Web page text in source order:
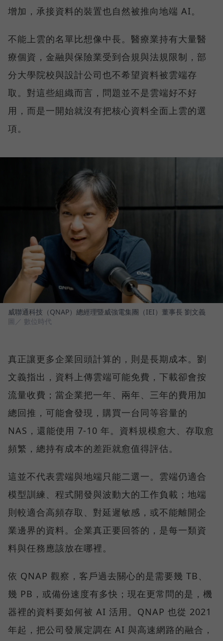
增加，承接資料的裝置也自然被推向地端 AI。
不能上雲的名單比想像中長。醫療業持有大量醫
療個資，金融與保險業受到合規與法規限制，部
分大學院校與設計公司也不希望資料被雲端存
取。對這些組織而言，問題並不是雲端好不好
用，而是一開始就沒有把核心資料全面上雲的選
項。
威聯通科技（QNAP）總經理暨威強電集團（IEI）董事長 劉文義
圖／ 數位時代
真正讓更多企業回頭計算的，則是長期成本。劉
文義指出，資料上傳雲端可能免費，下載卻會按
流量收費；當企業把一年、兩年、三年的費用加
總回推，可能會發現，購買一台同等容量的
NAS，還能使用 7-10 年。資料規模愈大、存取愈
頻繁，總持有成本的差距就愈值得評估。
這並不代表雲端與地端只能二選一。雲端仍適合
模型訓練、程式開發與波動大的工作負載；地端
則較適合高頻存取、對延遲敏感，或不能離開企
業邊界的資料。企業真正要回答的，是每一類資
料與任務應該放在哪裡。
依 QNAP 觀察，客戶過去關心的是需要幾 TB、
幾 PB，或備份速度有多快；現在更常問的是，機
器裡的資料要如何被 AI 活用。QNAP 也從 2021
年起，把公司發展定調在 AI 與高速網路的融合，